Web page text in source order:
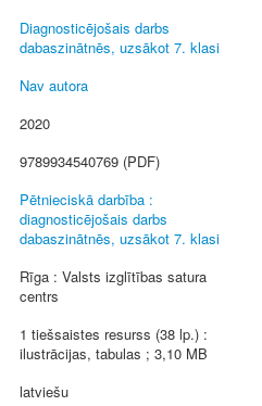
Diagnosticējošais darbs
dabaszinātnēs, uzsākot 7. klasi
Nav autora
2020
9789934540769 (PDF)
Pētnieciskā darbība :
diagnosticējošais darbs
dabaszinātnēs, uzsākot 7. klasi
Rīga : Valsts izglītības satura
centrs
1 tiešsaistes resurss (38 lp.) :
ilustrācijas, tabulas ; 3,10 MB
latviešu